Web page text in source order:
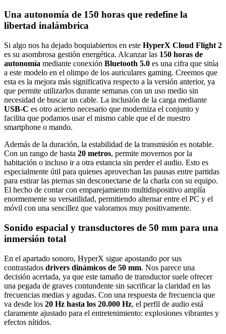
Una autonomía de 150 horas que redefine la
libertad inalámbrica
Si algo nos ha dejado boquiabiertos en este HyperX Cloud Flight 2
es su asombrosa gestión energética. Alcanzar las 150 horas de
autonomía mediante conexión Bluetooth 5.0 es una cifra que sitúa
a este modelo en el olimpo de los auriculares gaming. Creemos que
esta es la mejora más significativa respecto a la versión anterior, ya
que permite utilizarlos durante semanas con un uso medio sin
necesidad de buscar un cable. La inclusión de la carga mediante
USB-C es otro acierto necesario que moderniza el conjunto y
facilita que podamos usar el mismo cable que el de nuestro
smartphone o mando.
Además de la duración, la estabilidad de la transmisión es notable.
Con un rango de hasta 20 metros, permite movernos por la
habitación o incluso ir a otra estancia sin perder el audio. Esto es
especialmente útil para quienes aprovechan las pausas entre partidas
para estirar las piernas sin desconectarse de la charla con su equipo.
El hecho de contar con emparejamiento multidispositivo amplía
enormemente su versatilidad, permitiendo alternar entre el PC y el
móvil con una sencillez que valoramos muy positivamente.
Sonido espacial y transductores de 50 mm para una
inmersión total
En el apartado sonoro, HyperX sigue apostando por sus
contrastados drivers dinámicos de 50 mm. Nos parece una
decisión acertada, ya que este tamaño de transductor suele ofrecer
una pegada de graves contundente sin sacrificar la claridad en las
frecuencias medias y agudas. Con una respuesta de frecuencia que
va desde los 20 Hz hasta los 20.000 Hz, el perfil de audio está
claramente ajustado para el entretenimiento: explosiones vibrantes y
efectos nítidos.